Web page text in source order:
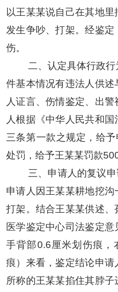
以王某某说自己在其地
发生争吵、打架。经鉴
伤。
二、认定具体行政
件基本情况有违法人供
人证言、伤情鉴定、出
人根据《中华人民共和
三条第一款之规定，给
处罚，给予王某某罚款
三、申请人的复议申
申请人因王某某耕地挖
打架。结合王某某供述
医学鉴定中心司法鉴定
手背部0.6厘米划伤痕，
痕）来看，鉴定结论申请
所称的王某某掐住其脖